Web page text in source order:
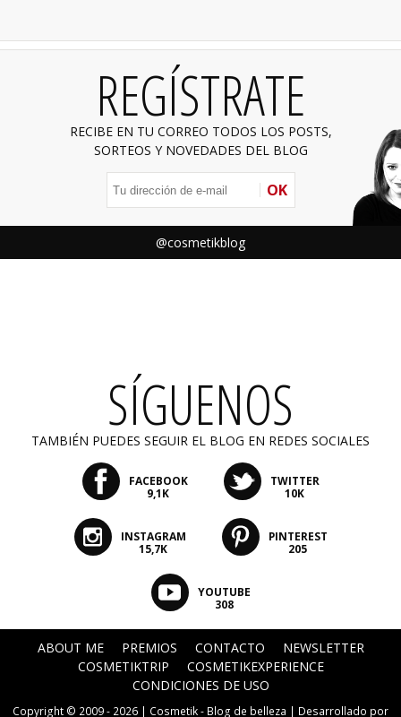
REGÍSTRATE
RECIBE EN TU CORREO TODOS LOS POSTS,
SORTEOS Y NOVEDADES DEL BLOG
OK
@cosmetikblog
SÍGUENOS
TAMBIÉN PUEDES SEGUIR EL BLOG EN REDES SOCIALES
FACEBOOK
9,1K
TWITTER
10K
INSTAGRAM
15,7K
PINTEREST
205
YOUTUBE
308
ABOUT ME PREMIOS CONTACTO
NEWSLETTER
COSMETIKTRIP
COSMETIKEXPERIENCE
CONDICIONES DE USO
Copyright © 2009 - 2026 | Cosmetik - Blog de belleza | Desarrollado por